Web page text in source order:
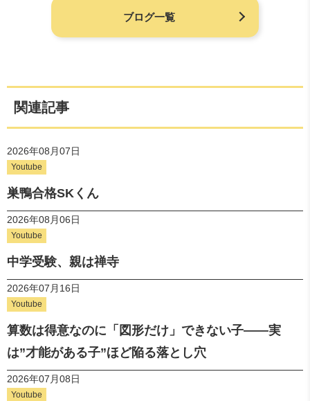
ブログ一覧
関連記事
2026年08月07日
Youtube
巣鴨合格SKくん
2026年08月06日
Youtube
中学受験、親は禅寺
2026年07月16日
Youtube
算数は得意なのに「図形だけ」できない子——実
は”才能がある子”ほど陥る落とし穴
2026年07月08日
Youtube